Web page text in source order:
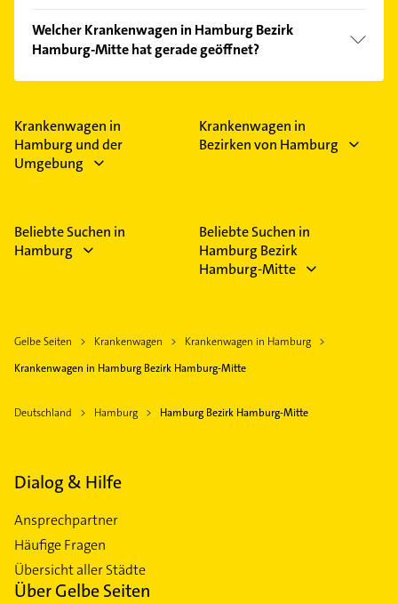
Kundenmeinungen und profitieren Sie von den
Empfehlungen. Die Suchergebnisse können Sie sich
einfach nachBewertungensortiert anzeigen lassen.
Welcher Krankenwagen in Hamburg Bezirk
Hamburg-Mitte hat gerade geöffnet?
Im Anbieter-Bereich finden Sie alleÖffnungszeiten.
Feiertagen abweichen können.
Krankenwagen in
Hamburg und der
Umgebung
Krankenwagen in
Bezirken von Hamburg
Beliebte Suchen in
Hamburg
Beliebte Suchen in
Hamburg Bezirk
Hamburg-Mitte
Gelbe Seiten Krankenwagen
Krankenwagen in Hamburg
Krankenwagen in Hamburg Bezirk Hamburg-Mitte
Deutschland Hamburg Hamburg Bezirk Hamburg-Mitte
Dialog & Hilfe
Ansprechpartner
Häufige Fragen
Übersicht aller Städte
Über Gelbe Seiten